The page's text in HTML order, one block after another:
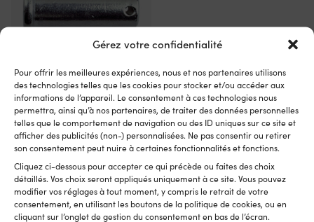
Gérez votre confidentialité
Pour offrir les meilleures expériences, nous et nos partenaires utilisons
des technologies telles que les cookies pour stocker et/ou accéder aux
informations de l’appareil. Le consentement à ces technologies nous
permettra, ainsi qu’à nos partenaires, de traiter des données personnelles
telles que le comportement de navigation ou des ID uniques sur ce site et
afficher des publicités (non-) personnalisées. Ne pas consentir ou retirer
son consentement peut nuire à certaines fonctionnalités et fonctions.
Cliquez ci-dessous pour accepter ce qui précède ou faites des choix
détaillés. Vos choix seront appliqués uniquement à ce site. Vous pouvez
modifier vos réglages à tout moment, y compris le retrait de votre
consentement, en utilisant les boutons de la politique de cookies, ou en
cliquant sur l’onglet de gestion du consentement en bas de l’écran.
Goupilles à épaulement